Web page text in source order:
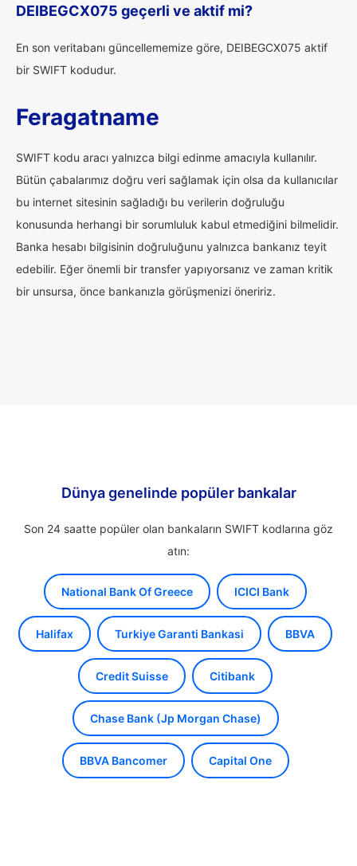
DEIBEGCX075 geçerli ve aktif mi?
En son veritabanı güncellememize göre, DEIBEGCX075 aktif
bir SWIFT kodudur.
Feragatname
SWIFT kodu aracı yalnızca bilgi edinme amacıyla kullanılır.
Bütün çabalarımız doğru veri sağlamak için olsa da kullanıcılar
bu internet sitesinin sağladığı bu verilerin doğruluğu
konusunda herhangi bir sorumluluk kabul etmediğini bilmelidir.
Banka hesabı bilgisinin doğruluğunu yalnızca bankanız teyit
edebilir. Eğer önemli bir transfer yapıyorsanız ve zaman kritik
bir unsursa, önce bankanızla görüşmenizi öneririz.
Dünya genelinde popüler bankalar
Son 24 saatte popüler olan bankaların SWIFT kodlarına göz
atın:
National Bank Of Greece ICICI Bank
Halifax Turkiye Garanti Bankasi BBVA
Credit Suisse Citibank
Chase Bank (Jp Morgan Chase)
BBVA Bancomer Capital One